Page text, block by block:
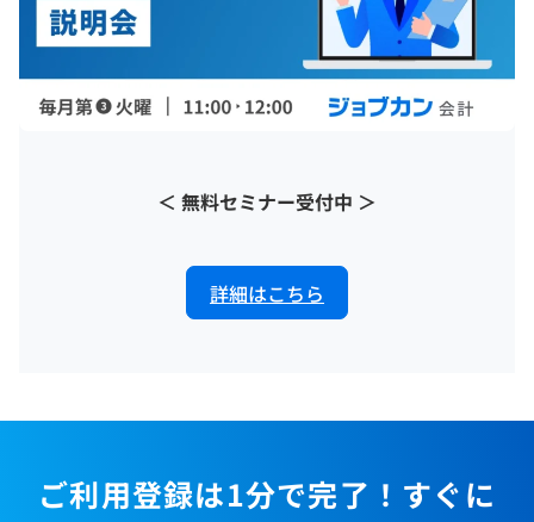
＜ 無料セミナー受付中 ＞
詳細はこちら
ご利用登録は1分で完了！すぐに